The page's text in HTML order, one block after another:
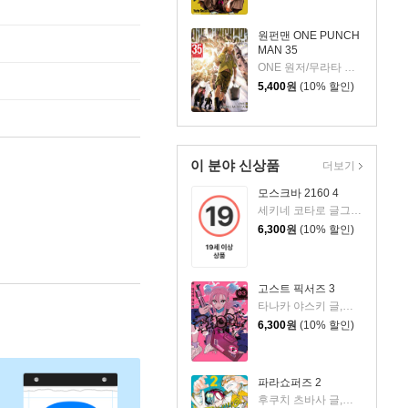
원펀맨 ONE PUNCH
MAN 35
ONE 원저/무라타 유스케 그림
5,400원 (10% 할인)
이 분야 신상품
모스크바 2160 4
세키네 코타로 글그림/카규 쿠모 원저/김성래 역
6,300원 (10% 할인)
고스트 픽서즈 3
타나카 야스키 글,그림/박연지 역
6,300원 (10% 할인)
파라쇼퍼즈 2
후쿠치 츠바사 글,그림/정대식 역
더보기